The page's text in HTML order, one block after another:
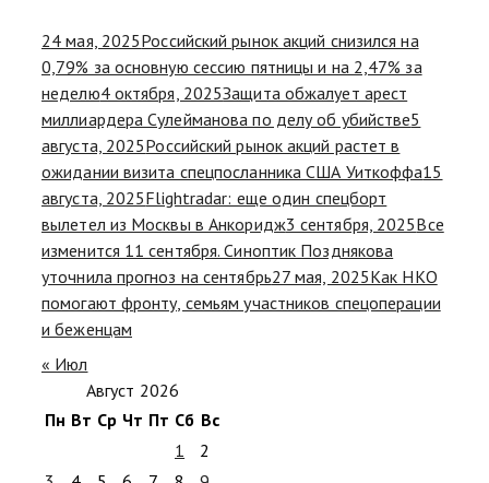
24 мая, 2025Российский рынок акций снизился на
0,79% за основную сессию пятницы и на 2,47% за
неделю4 октября, 2025Защита обжалует арест
миллиардера Сулейманова по делу об убийстве5
августа, 2025Российский рынок акций растет в
ожидании визита спецпосланника США Уиткоффа15
августа, 2025Flightradar: еще один спецборт
вылетел из Москвы в Анкоридж3 сентября, 2025Все
изменится 11 сентября. Синоптик Позднякова
уточнила прогноз на сентябрь27 мая, 2025Как НКО
помогают фронту, семьям участников спецоперации
и беженцам
« Июл
Август 2026
Пн Вт Ср Чт Пт Сб Вс
1
2